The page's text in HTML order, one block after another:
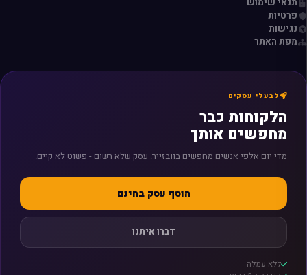
פרטיות
נגישות
מפת האתר
לבעלי עסקים
הלקוחות כבר
מחפשים אותך
מדי יום אלפי אנשים מחפשים בוובזייר. עסק שלא רשום - פשוט לא קיים.
הוסף עסק בחינם
דברו איתנו
ללא עמלה